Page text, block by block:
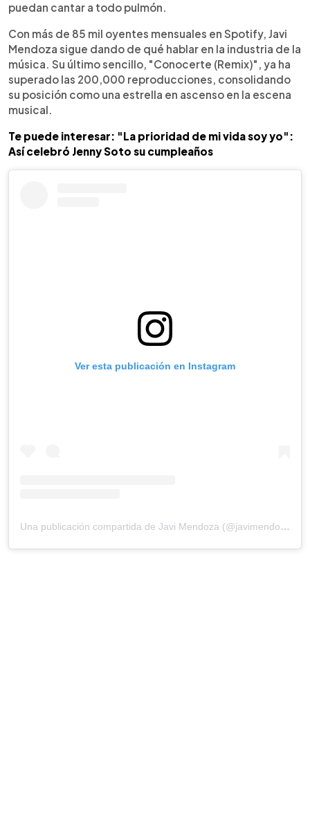
puedan cantar a todo pulmón.
Con más de 85 mil oyentes mensuales en Spotify, Javi
Mendoza sigue dando de qué hablar en la industria de la
música. Su último sencillo, "Conocerte (Remix)", ya ha
superado las 200,000 reproducciones, consolidando
su posición como una estrella en ascenso en la escena
musical.
Te puede interesar: "La prioridad de mi vida soy yo":
Así celebró Jenny Soto su cumpleaños
Ver esta publicación en Instagram
Una publicación compartida de Javi Mendoza (@javimendozamusic)